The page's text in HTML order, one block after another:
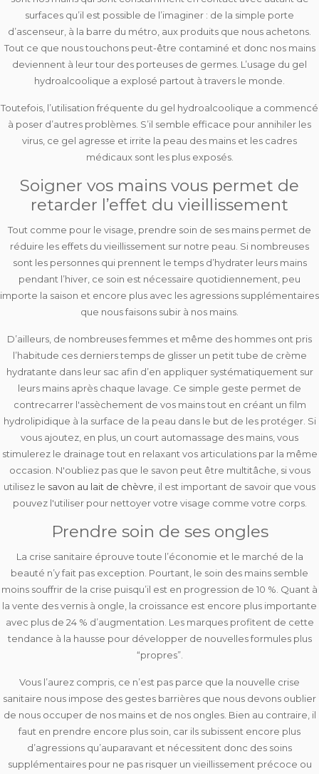
surfaces qu’il est possible de l’imaginer : de la simple porte
d’ascenseur, à la barre du métro, aux produits que nous achetons.
Tout ce que nous touchons peut-être contaminé et donc nos mains
deviennent à leur tour des porteuses de germes. L’usage du gel
hydroalcoolique a explosé partout à travers le monde.
Toutefois, l’utilisation fréquente du gel hydroalcoolique a commencé
à poser d’autres problèmes. S’il semble efficace pour annihiler les
virus, ce gel agresse et irrite la peau des mains et les cadres
médicaux sont les plus exposés.
Soigner vos mains vous permet de
retarder l’effet du vieillissement
Tout comme pour le visage, prendre soin de ses mains permet de
réduire les effets du vieillissement sur notre peau. Si nombreuses
sont les personnes qui prennent le temps d’hydrater leurs mains
pendant l’hiver, ce soin est nécessaire quotidiennement, peu
importe la saison et encore plus avec les agressions supplémentaires
que nous faisons subir à nos mains.
D’ailleurs, de nombreuses femmes et même des hommes ont pris
l’habitude ces derniers temps de glisser un petit tube de crème
hydratante dans leur sac afin d’en appliquer systématiquement sur
leurs mains après chaque lavage. Ce simple geste permet de
contrecarrer l'assèchement de vos mains tout en créant un film
hydrolipidique à la surface de la peau dans le but de les protéger. Si
vous ajoutez, en plus, un court automassage des mains, vous
stimulerez le drainage tout en relaxant vos articulations par la même
occasion. N'oubliez pas que le savon peut être multitâche, si vous
utilisez le savon au lait de chèvre , il est important de savoir que vous
pouvez l'utiliser pour nettoyer votre visage comme votre corps.
Prendre soin de ses ongles
La crise sanitaire éprouve toute l’économie et le marché de la
beauté n’y fait pas exception. Pourtant, le soin des mains semble
moins souffrir de la crise puisqu’il est en progression de 10 %. Quant à
la vente des vernis à ongle, la croissance est encore plus importante
avec plus de 24 % d’augmentation. Les marques profitent de cette
tendance à la hausse pour développer de nouvelles formules plus
“propres”.
Vous l’aurez compris, ce n’est pas parce que la nouvelle crise
sanitaire nous impose des gestes barrières que nous devons oublier
de nous occuper de nos mains et de nos ongles. Bien au contraire, il
faut en prendre encore plus soin, car ils subissent encore plus
d’agressions qu’auparavant et nécessitent donc des soins
supplémentaires pour ne pas risquer un vieillissement précoce ou